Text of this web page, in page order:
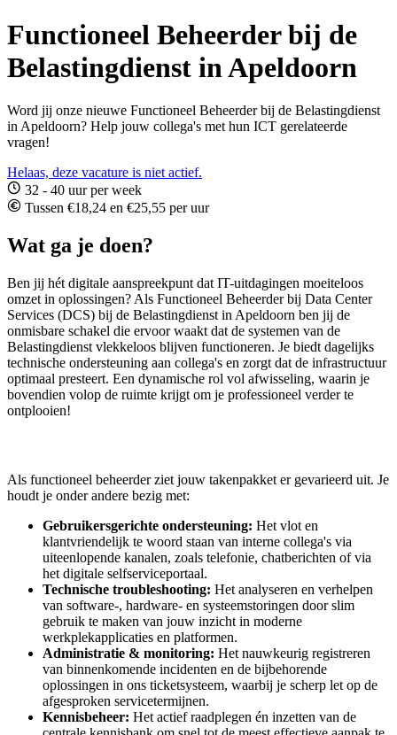
Functioneel Beheerder bij de
Belastingdienst in Apeldoorn
Word jij onze nieuwe Functioneel Beheerder bij de Belastingdienst
in Apeldoorn? Help jouw collega's met hun ICT gerelateerde
vragen!
Helaas, deze vacature is niet actief.
32 - 40 uur per week
Tussen €18,24 en €25,55 per uur
Wat ga je doen?
Ben jij hét digitale aanspreekpunt dat IT-uitdagingen moeiteloos
omzet in oplossingen? Als Functioneel Beheerder bij Data Center
Services (DCS) bij de Belastingdienst in Apeldoorn ben jij de
onmisbare schakel die ervoor waakt dat de systemen van de
Belastingdienst vlekkeloos blijven functioneren. Je biedt dagelijks
technische ondersteuning aan collega's en zorgt dat de infrastructuur
optimaal presteert. Een dynamische rol vol afwisseling, waarin je
bovendien volop de ruimte krijgt om je professioneel verder te
ontplooien!
Als functioneel beheerder ziet jouw takenpakket er gevarieerd uit. Je
houdt je onder andere bezig met:
Gebruikersgerichte ondersteuning: Het vlot en
klantvriendelijk te woord staan van interne collega's via
uiteenlopende kanalen, zoals telefonie, chatberichten of via
het digitale selfserviceportaal.
Technische troubleshooting: Het analyseren en verhelpen
van software-, hardware- en systeemstoringen door slim
gebruik te maken van jouw inzicht in moderne
werkplekapplicaties en platformen.
Administratie & monitoring: Het nauwkeurig registreren
van binnenkomende incidenten en de bijbehorende
oplossingen in ons ticketsysteem, waarbij je scherp let op de
afgesproken servicetermijnen.
Kennisbeheer: Het actief raadplegen én inzetten van de